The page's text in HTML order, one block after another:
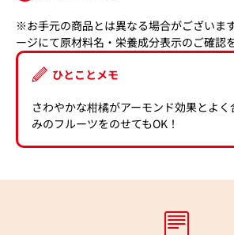
※お手元の商品とは異なる場合がございま
ージにて原材料名・栄養成分表示のご確認
ひとことメモ
さわやかな柑橘がアーモンド効果とよ
みのフルーツをのせてもOK！